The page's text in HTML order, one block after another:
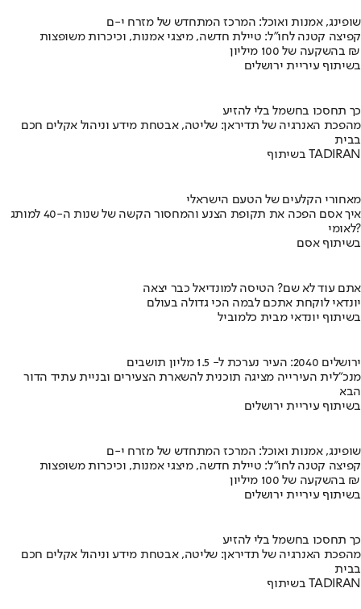
שופינג, אמנות ואוכל: המרכז המתחדש של מזרח י-ם
קפיצה קטנה לחו"ל: טיילת חדשה, מיצגי אמנות, וכיכרות משופצות
בהשקעה של 100 מיליון ₪
בשיתוף עיריית ירושלים
כך תחסכו בחשמל בלי להזיע
מהפכת האנרגיה של תדיראן: שליטה, אבטחת מידע וניהול אקלים חכם
בבית
בשיתוף TADIRAN
מאחורי הקלעים של הטעם הישראלי
איך אסם הפכה את תקופת הצנע והמחסור הקשה של שנות ה-40 למותג
לאומי?
בשיתוף אסם
אתם עוד לא שם? הטיסה למונדיאל כבר יצאה
יונדאי לוקחת אתכם לבמה הכי גדולה בעולם
בשיתוף יונדאי מבית כלמוביל
ירושלים 2040: העיר נערכת ל- 1.5 מליון תושבים
מנכ"לית העירייה מציגה תוכנית להשארת הצעירים ובניית עתיד הדור
הבא
בשיתוף עיריית ירושלים
שופינג, אמנות ואוכל: המרכז המתחדש של מזרח י-ם
קפיצה קטנה לחו"ל: טיילת חדשה, מיצגי אמנות, וכיכרות משופצות
בהשקעה של 100 מיליון ₪
בשיתוף עיריית ירושלים
כך תחסכו בחשמל בלי להזיע
מהפכת האנרגיה של תדיראן: שליטה, אבטחת מידע וניהול אקלים חכם
בבית
בשיתוף TADIRAN